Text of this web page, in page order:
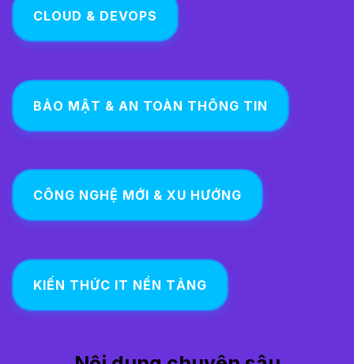
CLOUD & DEVOPS
BẢO MẬT & AN TOÀN THÔNG TIN
CÔNG NGHỆ MỚI & XU HƯỚNG
KIẾN THỨC IT NỀN TẢNG